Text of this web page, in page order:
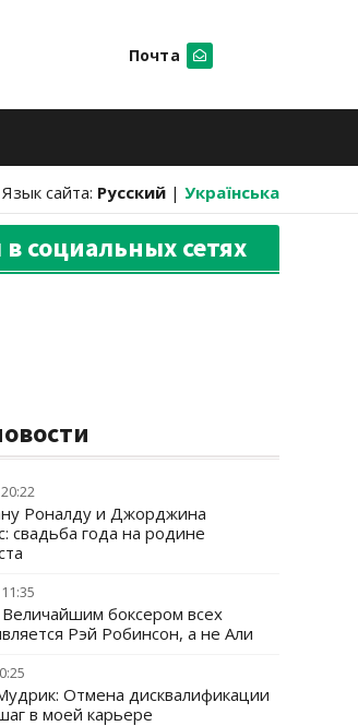
Почта
Язык сайта: Русский | Українська
социальных сетях
Роналду и Джорджина
свадьба года на родине
Величайшим боксером всех
Рэй Робинсон, а не Али
Отмена дисквалификации
в моей карьере